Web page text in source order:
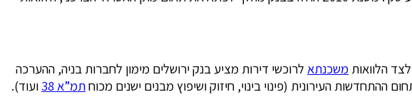
הלוואות משכנתא לרוכשי דירות מציע בנק ירושלים מימון לחברות בניה, ההערכה
תמ”א 38 ועוד).